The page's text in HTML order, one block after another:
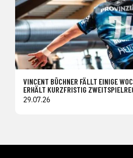
VINCENT BÜCHNER FÄLLT EINIGE
ERHÄLT KURZFRISTIG
29.07.26